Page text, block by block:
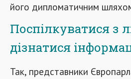
його дипломатичним
Поспілкуватися з
дізнатися
Так, представники